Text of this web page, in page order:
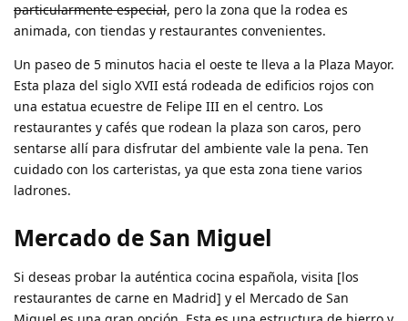
particularmente especial, pero la zona que la rodea es
animada, con tiendas y restaurantes convenientes.
Un paseo de 5 minutos hacia el oeste te lleva a la Plaza Mayor.
Esta plaza del siglo XVII está rodeada de edificios rojos con
una estatua ecuestre de Felipe III en el centro. Los
restaurantes y cafés que rodean la plaza son caros, pero
sentarse allí para disfrutar del ambiente vale la pena. Ten
cuidado con los carteristas, ya que esta zona tiene varios
ladrones.
Mercado de San Miguel
Si deseas probar la auténtica cocina española, visita [los
restaurantes de carne en Madrid] y el Mercado de San